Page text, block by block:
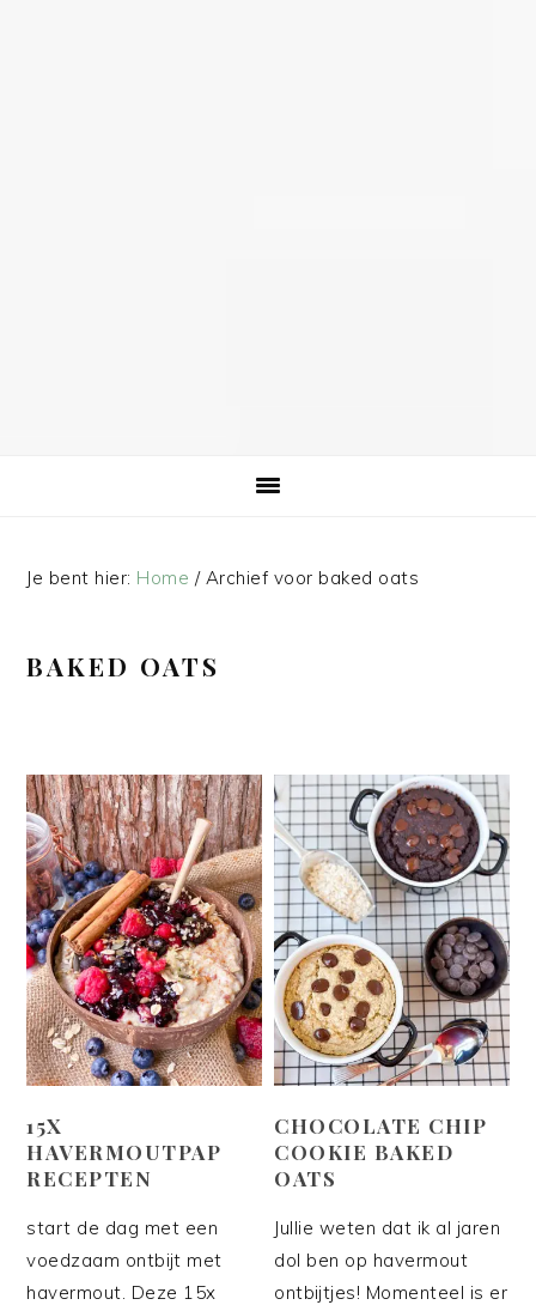
Je bent hier: Home /Archief voor baked oats
BAKED OATS
15X
HAVERMOUTPAP
RECEPTEN
start de dag met een
voedzaam ontbijt met
havermout. Deze 15x
CHOCOLATE CHIP
COOKIE BAKED
OATS
Jullie weten dat ik al jaren
dol ben op havermout
ontbijtjes! Momenteel is er